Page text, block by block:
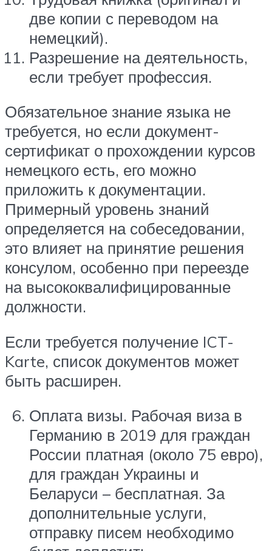
две копии с переводом на
немецкий).
Разрешение на деятельность,
если требует профессия.
Обязательное знание языка не
требуется, но если документ-
сертификат о прохождении курсов
немецкого есть, его можно
приложить к документации.
Примерный уровень знаний
определяется на собеседовании,
это влияет на принятие решения
консулом, особенно при переезде
на высококвалифицированные
должности.
Если требуется получение ICT-
Karte, список документов может
быть расширен.
Оплата визы. Рабочая виза в
Германию в 2019 для граждан
России платная (около 75 евро),
для граждан Украины и
Беларуси – бесплатная. За
дополнительные услуги,
отправку писем необходимо